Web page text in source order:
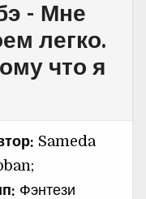
- Мне
легко.
что я
Sameda
Фэнтези